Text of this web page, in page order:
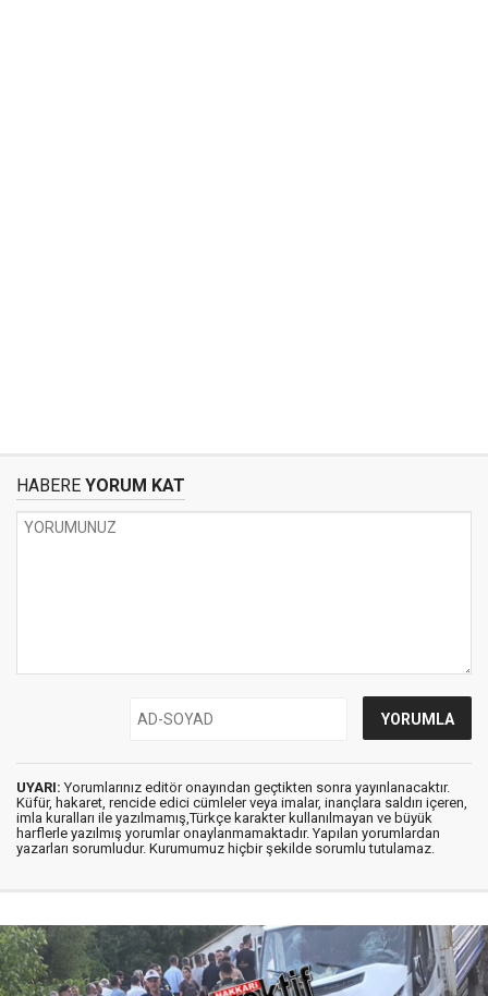
HABERE YORUM KAT
UYARI: Yorumlarınız editör onayından geçtikten sonra yayınlanacaktır.
Küfür, hakaret, rencide edici cümleler veya imalar, inançlara saldırı içeren,
imla kuralları ile yazılmamış,Türkçe karakter kullanılmayan ve büyük
harflerle yazılmış yorumlar onaylanmamaktadır. Yapılan yorumlardan
yazarları sorumludur. Kurumumuz hiçbir şekilde sorumlu tutulamaz.